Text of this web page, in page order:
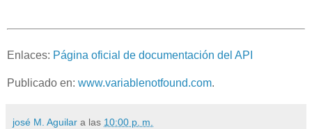
Enlaces: Página oficial de documentación del API
Publicado en: www.variablenotfound.com.
josé M. Aguilar a las 10:00 p. m.